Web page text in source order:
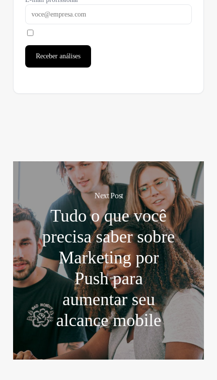
Receber análises
Next Post
Tudo o que você
precisa saber sobre
Marketing por
Push para
aumentar seu
alcance mobile